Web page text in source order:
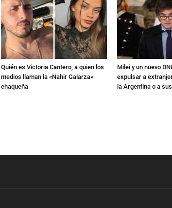
Quién es Victoria Cantero, a quien los
medios llaman la «Nahir Galarza»
chaqueña
Milei y un nuevo
expulsar a
la Argentina o a